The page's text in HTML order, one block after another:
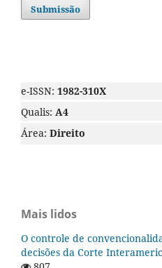
Submissão
e-ISSN: 1982-310X
Qualis: A4
Área: Direito
Mais lidos
O controle de
decisões da Corte